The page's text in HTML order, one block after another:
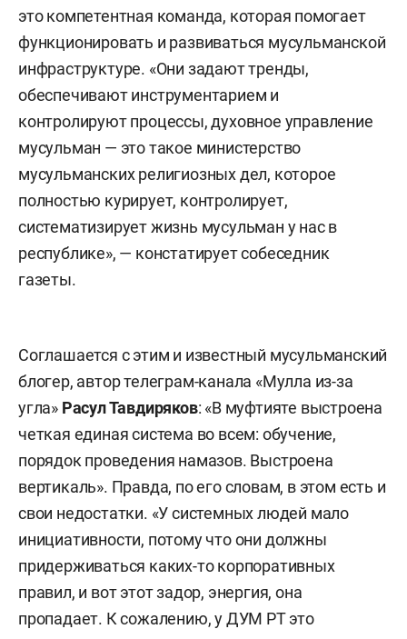
это компетентная команда, которая помогает
функционировать и развиваться мусульманской
инфраструктуре. «Они задают тренды,
обеспечивают инструментарием и
контролируют процессы, духовное управление
мусульман — это такое министерство
мусульманских религиозных дел, которое
полностью курирует, контролирует,
систематизирует жизнь мусульман у нас в
республике», — констатирует собеседник
газеты.
Соглашается с этим и известный мусульманский
блогер, автор телеграм-канала «Мулла из-за
угла» Расул Тавдиряков: «В муфтияте выстроена
четкая единая система во всем: обучение,
порядок проведения намазов. Выстроена
вертикаль». Правда, по его словам, в этом есть и
свои недостатки. «У системных людей мало
инициативности, потому что они должны
придерживаться каких-то корпоративных
правил, и вот этот задор, энергия, она
пропадает. К сожалению, у ДУМ РТ это